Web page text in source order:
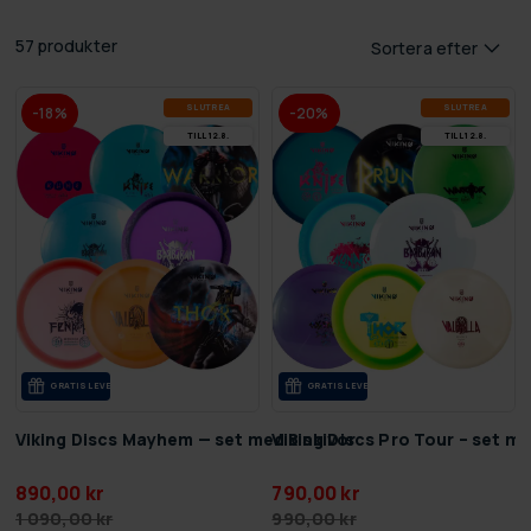
57 produkter Sortera efter
-18% SLUT­REA
TILL 12.8.
GRA­TIS LE­VE­RANS
Viking Discs Mayhem — set med 8 skivor
890,00 kr
1 090,00 kr
-20% SLUT­REA
TILL 12.8.
GRA­TIS LE­VE­RANS
Viking Discs Pro Tour – set
790,00 kr
990,00 kr